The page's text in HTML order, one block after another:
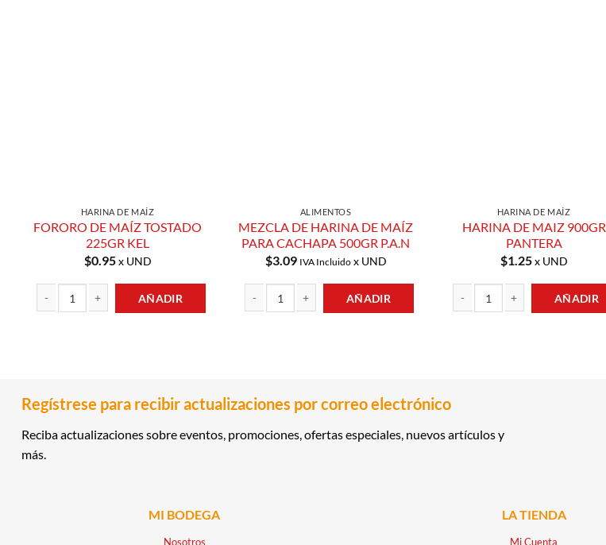
HARINA DE MAÍZ
FORORO DE MAÍZ TOSTADO
225GR KEL
$0.95x UND
AÑADIR
ALIMENTOS
MEZCLA DE HARINA DE MAÍZ
PARA CACHAPA 500GR P.A.N
$3.09 IVA Incluidox UND
AÑADIR
HARINA DE MAÍZ
HARINA DE MAIZ 900GR
PANTERA
$1.25x UND
AÑADIR
Regístrese para recibir actualizaciones por correo electrónico
Reciba actualizaciones sobre eventos, promociones, ofertas especiales, nuevos artículos y
más.
MI BODEGA
Nosotros
LA TIENDA
Mi Cuenta